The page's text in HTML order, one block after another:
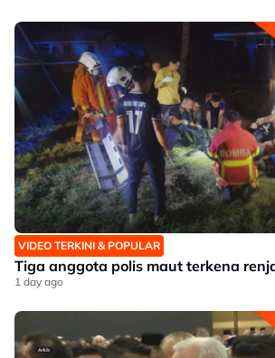
VIDEO TERKINI & POPULAR
Tiga anggota polis maut terkena
1 day ago